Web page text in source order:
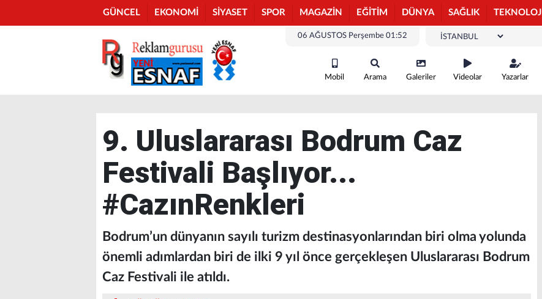
GÜNCEL EKONOMİ SİYASET SPOR MAGAZİN EĞİTİM DÜNYA SAĞLIK TEKNOLOJİ
06 AĞUSTOS Perşembe 01:52
Mobil Arama Galeriler Videolar Yazarlar
9. Uluslararası Bodrum Caz
Festivali Başlıyor...
#CazınRenkleri
Bodrum’un dünyanın sayılı turizm destinasyonlarından biri olma yolunda
önemli adımlardan biri de ilki 9 yıl önce gerçekleşen Uluslararası Bodrum
Caz Festivali ile atıldı.